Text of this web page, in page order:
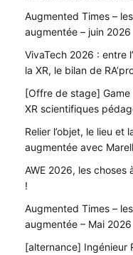
Augmented Times –
augmentée – juin 2026
VivaTech 2026 : entre
la XR, le bilan de
[Offre de stage]
XR scientifiques
Relier l’objet, le lieu et
augmentée avec
AWE 2026, les
!
Augmented Times –
augmentée – Mai 2026
[alternance] Ingénieur